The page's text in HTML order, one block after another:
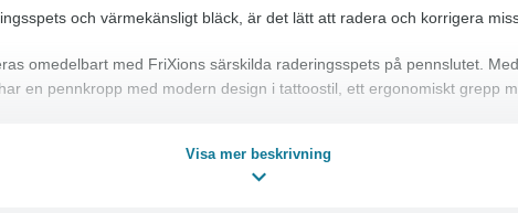
och värmekänsligt bläck, är det lätt att radera och korrigera
omedelbart med FriXions särskilda raderingsspets på pennslutet.
en pennkropp med modern design i tattoostil, ett ergonomiskt grepp
Visa mer beskrivning